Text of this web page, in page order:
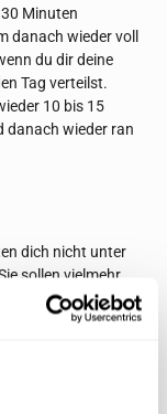
Minuten
danach wieder voll
du dir deine
Tag verteilst.
10 bis 15
danach wieder ran
dich nicht unter
sollen vielmehr
dein Tagesziel
sollten diese